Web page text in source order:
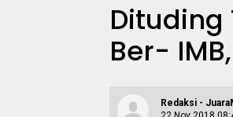
Dituding
Ber-
Redaksi -